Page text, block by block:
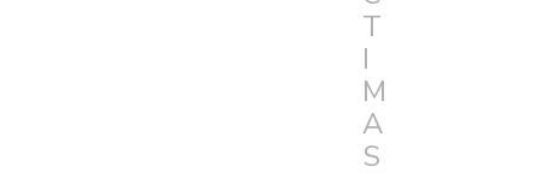
T
I
M
A
S